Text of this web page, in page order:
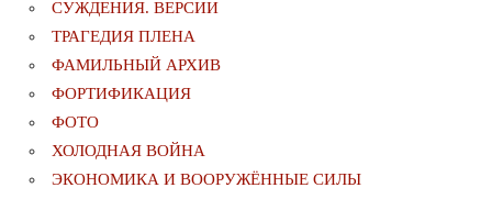
СУЖДЕНИЯ. ВЕРСИИ
ТРАГЕДИЯ ПЛЕНА
ФАМИЛЬНЫЙ АРХИВ
ФОРТИФИКАЦИЯ
ФОТО
ХОЛОДНАЯ ВОЙНА
ЭКОНОМИКА И ВООРУЖЁННЫЕ СИЛЫ